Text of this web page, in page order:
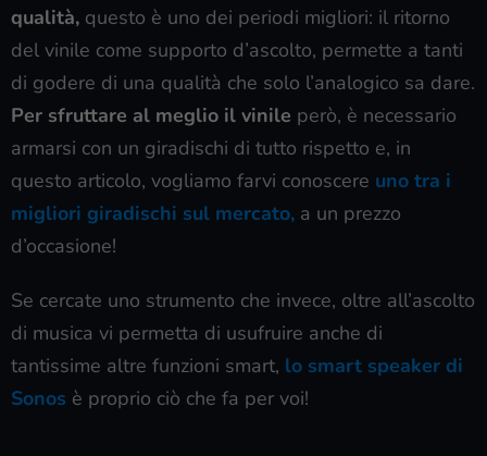
qualità, questo è uno dei periodi migliori: il ritorno
del vinile come supporto d’ascolto, permette a tanti
di godere di una qualità che solo l’analogico sa dare.
Per sfruttare al meglio il vinile però, è necessario
armarsi con un giradischi di tutto rispetto e, in
questo articolo, vogliamo farvi conoscere uno tra i
migliori giradischi sul mercato, a un prezzo
d’occasione!
Se cercate uno strumento che invece, oltre all’ascolto
di musica vi permetta di usufruire anche di
tantissime altre funzioni smart, lo smart speaker di
Sonos è proprio ciò che fa per voi!